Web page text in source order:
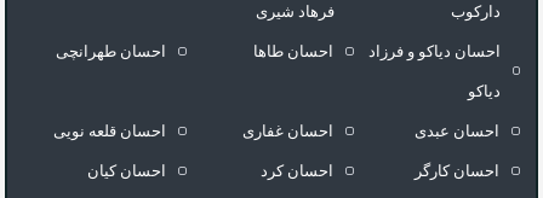
دارکوب فرهاد شيرى
احسان دیاکو و فرزاد
دیاکو
احسان طاها احسان طهرانچی
احسان عبدی احسان غفاری احسان قلعه نویی
احسان کارگر احسان کرد احسان کیان